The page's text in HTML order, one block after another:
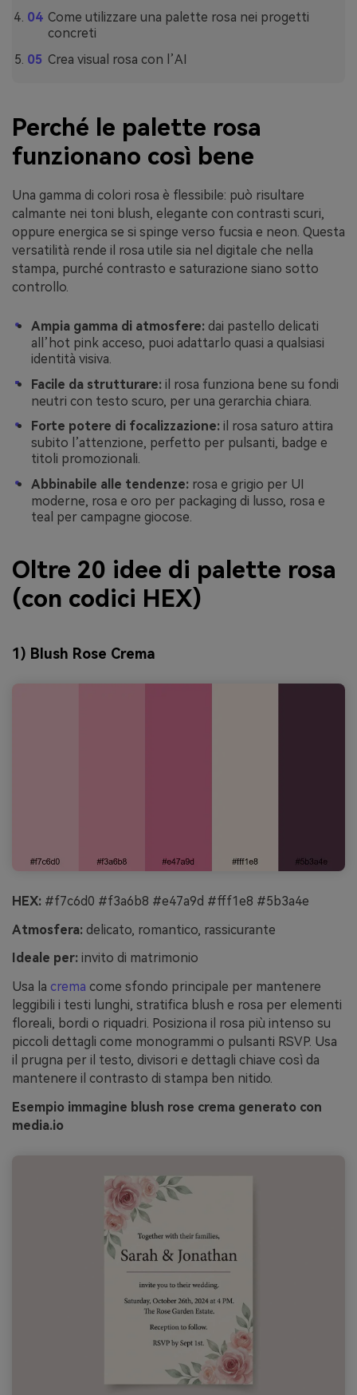
Come utilizzare una palette rosa nei progetti
concreti
Crea visual rosa con l’AI
Perché le palette rosa
funzionano così bene
Una gamma di colori rosa è flessibile: può risultare
calmante nei toni blush, elegante con contrasti scuri,
oppure energica se si spinge verso fucsia e neon. Questa
versatilità rende il rosa utile sia nel digitale che nella
stampa, purché contrasto e saturazione siano sotto
controllo.
Ampia gamma di atmosfere: dai pastello delicati
all’hot pink acceso, puoi adattarlo quasi a qualsiasi
identità visiva.
Facile da strutturare: il rosa funziona bene su fondi
neutri con testo scuro, per una gerarchia chiara.
Forte potere di focalizzazione: il rosa saturo attira
subito l’attenzione, perfetto per pulsanti, badge e
titoli promozionali.
Abbinabile alle tendenze: rosa e grigio per UI
moderne, rosa e oro per packaging di lusso, rosa e
teal per campagne giocose.
Oltre 20 idee di palette rosa
(con codici HEX)
1) Blush Rose Crema
HEX: #f7c6d0 #f3a6b8 #e47a9d #fff1e8 #5b3a4e
Atmosfera: delicato, romantico, rassicurante
Ideale per: invito di matrimonio
Usa la crema come sfondo principale per mantenere
leggibili i testi lunghi, stratifica blush e rosa per elementi
floreali, bordi o riquadri. Posiziona il rosa più intenso su
piccoli dettagli come monogrammi o pulsanti RSVP. Usa
il prugna per il testo, divisori e dettagli chiave così da
mantenere il contrasto di stampa ben nitido.
Esempio immagine blush rose crema generato con
media.io